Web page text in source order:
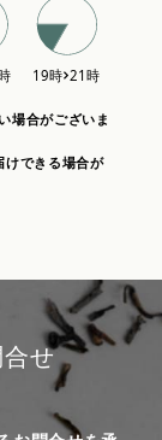
場合がございま
けできる場合が
せ